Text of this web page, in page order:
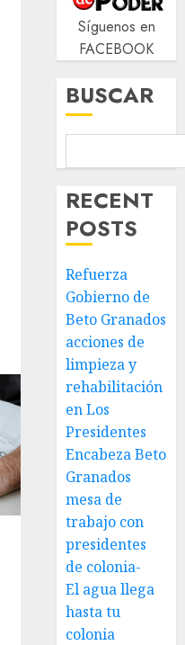
Síguenos en
FACEBOOK
BUSCAR
RECENT
POSTS
Refuerza
Gobierno de
Beto Granados
acciones de
limpieza y
rehabilitación
en Los
Presidentes
Encabeza Beto
Granados
mesa de
trabajo con
presidentes
de colonia-
El agua llega
hasta tu
colonia